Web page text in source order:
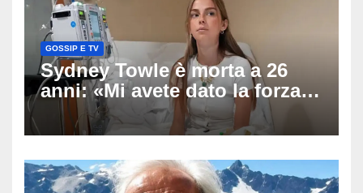
GOSSIP E TV
Sydney Towle è morta a 26
anni: «Mi avete dato la forza
di andare avanti», l’ultimo
messaggio dell’influencer